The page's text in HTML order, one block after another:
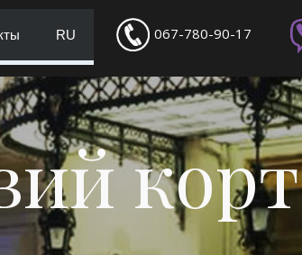
RU 067-780-90-17